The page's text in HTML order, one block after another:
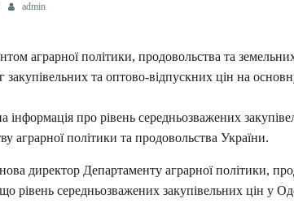
admin
аграрної політики, продовольства та
закупівельних та оптово-відпускних цін на
інформація про рівень середньозважених
аграрної політики та продовольства України.
директор Департаменту аграрної політики,
рівень середньозважених закупівельних цін у